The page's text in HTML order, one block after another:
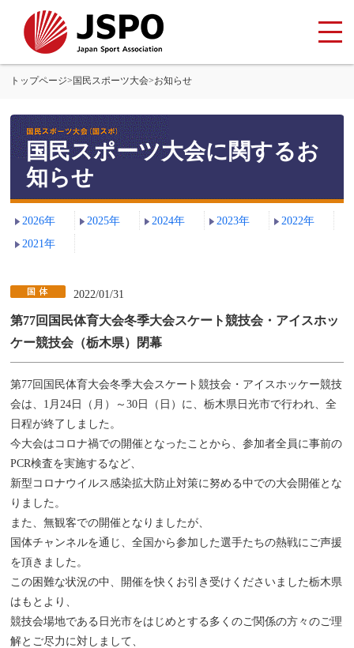
トップページ> 国民スポーツ大会>お知らせ
国民スポーツ大会に関するお
知らせ
2026年 2025年 2024年 2023年
2022年
2021年
2022/01/31
第77回国民体育大会冬季大会スケート競技会・アイスホッ
ケー競技会（栃木県）閉幕
第77回国民体育大会冬季大会スケート競技会・アイスホッケー競技
会は、1月24日（月）～30日（日）に、栃木県日光市で行われ、全
日程が終了しました。
今大会はコロナ禍での開催となったことから、参加者全員に事前の
PCR検査を実施するなど、
新型コロナウイルス感染拡大防止対策に努める中での大会開催とな
りました。
また、無観客での開催となりましたが、
国体チャンネルを通じ、全国から参加した選手たちの熱戦にご声援
を頂きました。
この困難な状況の中、開催を快くお引き受けくださいました栃木県
はもとより、
競技会場地である日光市をはじめとする多くのご関係の方々のご理
解とご尽力に対しまして、